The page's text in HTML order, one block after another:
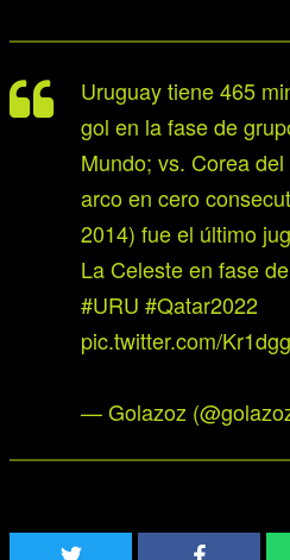
Uruguay tiene 465
gol en la fase de
Mundo; vs. Corea
arco en cero
2014) fue el último
La Celeste en fase
#URU #Qatar2022
pic.twitter.com/
— Golazoz